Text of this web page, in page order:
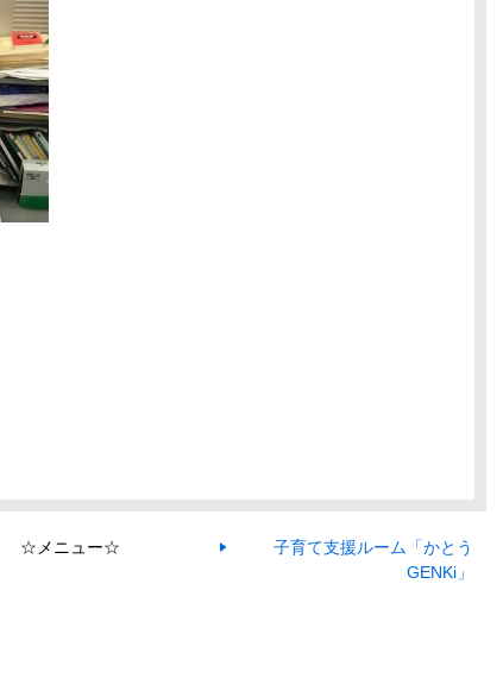
☆メニュー☆
子育て支援ルーム「かとう
GENKi」